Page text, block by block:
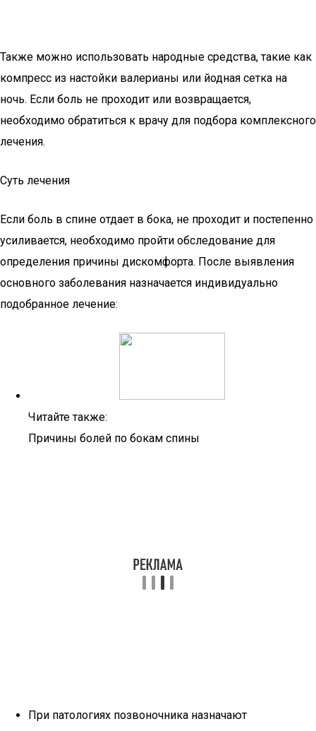
Также можно использовать народные средства, такие как
компресс из настойки валерианы или йодная сетка на
ночь. Если боль не проходит или возвращается,
необходимо обратиться к врачу для подбора комплексного
лечения.
Суть лечения
Если боль в спине отдает в бока, не проходит и постепенно
усиливается, необходимо пройти обследование для
определения причины дискомфорта. После выявления
основного заболевания назначается индивидуально
подобранное лечение:
Читайте также:
Причины болей по бокам спины
При патологиях позвоночника назначают